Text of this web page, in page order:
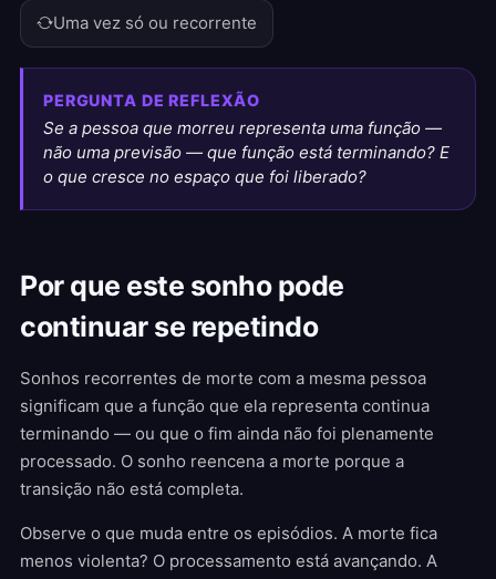
Uma vez só ou recorrente
PERGUNTA DE REFLEXÃO
Se a pessoa que morreu representa uma função —
não uma previsão — que função está terminando? E
o que cresce no espaço que foi liberado?
Por que este sonho pode
continuar se repetindo
Sonhos recorrentes de morte com a mesma pessoa
significam que a função que ela representa continua
terminando — ou que o fim ainda não foi plenamente
processado. O sonho reencena a morte porque a
transição não está completa.
Observe o que muda entre os episódios. A morte fica
menos violenta? O processamento está avançando. A